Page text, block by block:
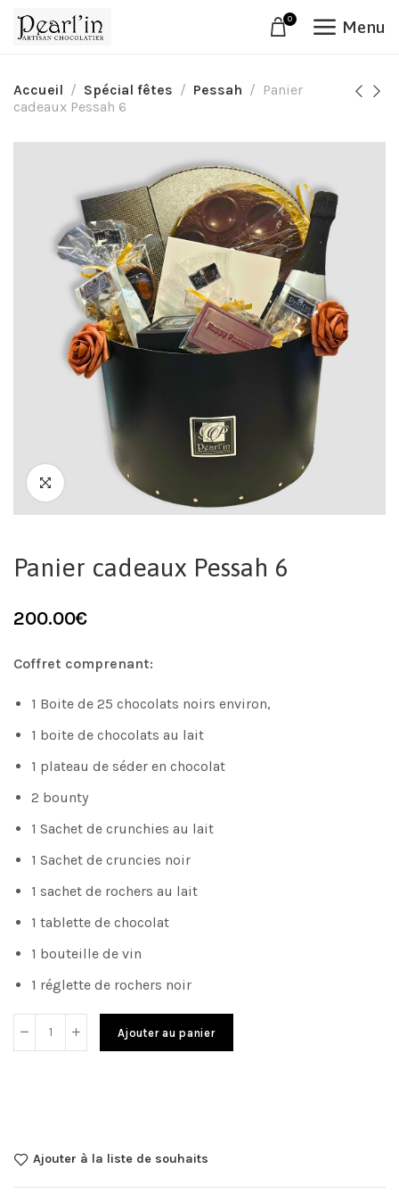
0 Menu
Accueil Spécial fêtes Pessah
Panier
cadeaux Pessah 6
Panier cadeaux Pessah 6
200.00€
Coffret comprenant:
1 Boite de 25 chocolats noirs environ,
1 boite de chocolats au lait
1 plateau de séder en chocolat
2 bounty
1 Sachet de crunchies au lait
1 Sachet de cruncies noir
1 sachet de rochers au lait
1 tablette de chocolat
1 bouteille de vin
1 réglette de rochers noir
Ajouter au panier
Ajouter à la liste de souhaits